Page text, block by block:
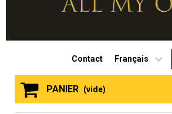
Français
Contact
PANIER (vide)